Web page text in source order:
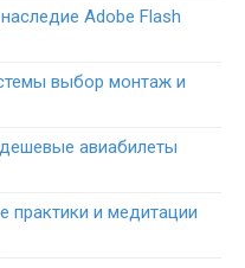
Adobe Flash
выбор монтаж и
авиабилеты
практики и медитации